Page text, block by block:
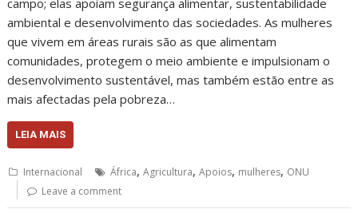
ambiental e desenvolvimento das sociedades. As mulheres
que vivem em áreas rurais são as que alimentam
comunidades, protegem o meio ambiente e impulsionam o
desenvolvimento sustentável, mas também estão entre as
mais afectadas pela pobreza…
LEIA MAIS
Internacional África,Agricultura,Apoios, mulheres, ONU
Leave a comment